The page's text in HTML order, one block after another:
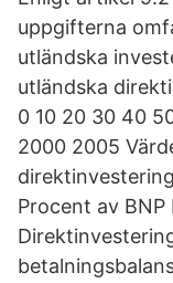
uppgifterna
utländska
utländska
0 10 20 30 40
2000 2005
Procent av BNP